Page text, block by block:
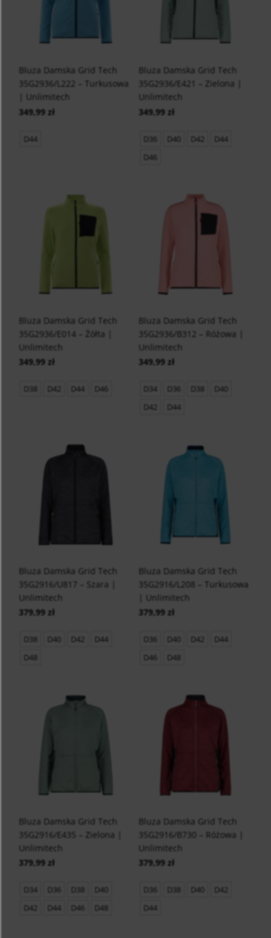
Bluza Damska Grid Tech
35G2936/L222 – Turkusowa
| Unlimitech
349,99 zł
D44
Bluza Damska Grid Tech
35G2936/E421 – Zielona |
Unlimitech
349,99 zł
D36 D40 D42
D44
D46
Bluza Damska Grid Tech
35G2936/E014 – Żółta |
Unlimitech
349,99 zł
D38 D42 D44 D46
Bluza Damska Grid Tech
35G2936/B312 – Różowa |
Unlimitech
349,99 zł
D34 D36 D38
D40
D42
D44
Bluza Damska Grid Tech
35G2916/U817 – Szara |
Unlimitech
379,99 zł
D38 D40 D42
D44
D48
Bluza Damska Grid Tech
35G2916/L208 – Turkusowa
| Unlimitech
379,99 zł
D36 D40 D42
D44
D46
D48
Bluza Damska Grid Tech
35G2916/E435 – Zielona |
Unlimitech
379,99 zł
D34 D36 D38
D40
D42
D44 D46 D48
Bluza Damska Grid Tech
35G2916/B730 – Różowa |
Unlimitech
379,99 zł
D36 D38 D40
D42
D44